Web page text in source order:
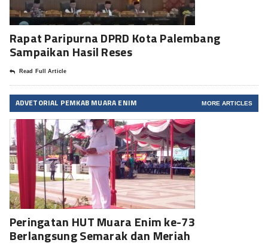
Rapat Paripurna DPRD Kota Palembang
Sampaikan Hasil Reses
Read Full Article
ADVETORIAL PEMKAB MUARA ENIM MORE ARTICLES
Peringatan HUT Muara Enim ke-73
Berlangsung Semarak dan Meriah